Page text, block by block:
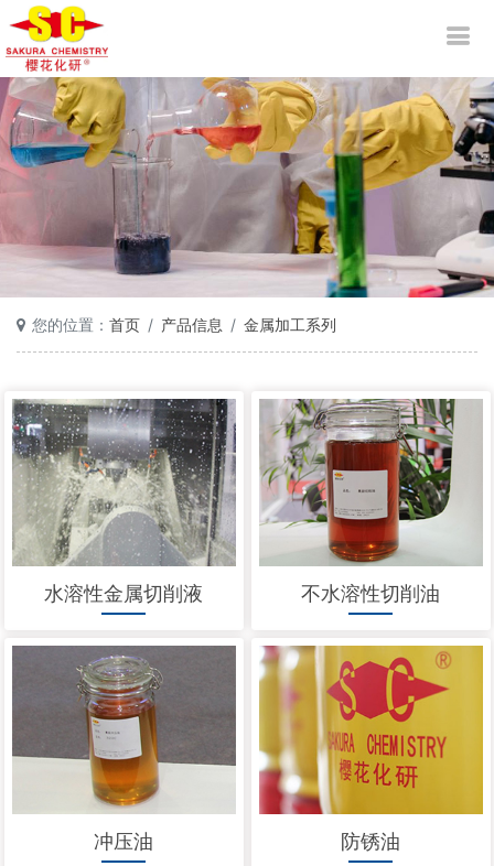
您的位置： 首页 产品信息 金属加工系列
水溶性金属切削液 不水溶性切削油
冲压油 防锈油